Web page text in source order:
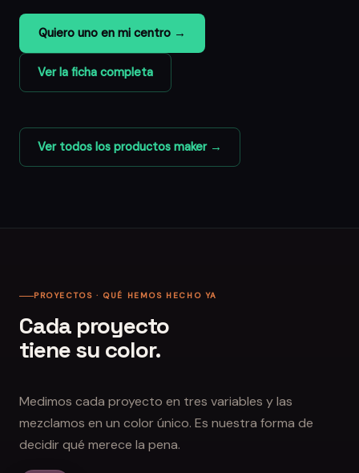
Quiero uno en mi centro →
Ver la ficha completa
Ver todos los productos maker →
PROYECTOS · QUÉ HEMOS HECHO YA
Cada proyecto
tiene su color.
Medimos cada proyecto en tres variables y las
mezclamos en un color único. Es nuestra forma de
decidir qué merece la pena.